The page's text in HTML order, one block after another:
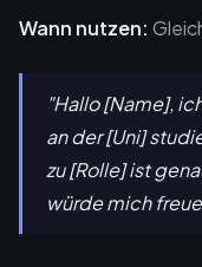
Wann nutzen:
"Hallo [Name],
an der [Uni]
zu [Rolle] ist
würde mich